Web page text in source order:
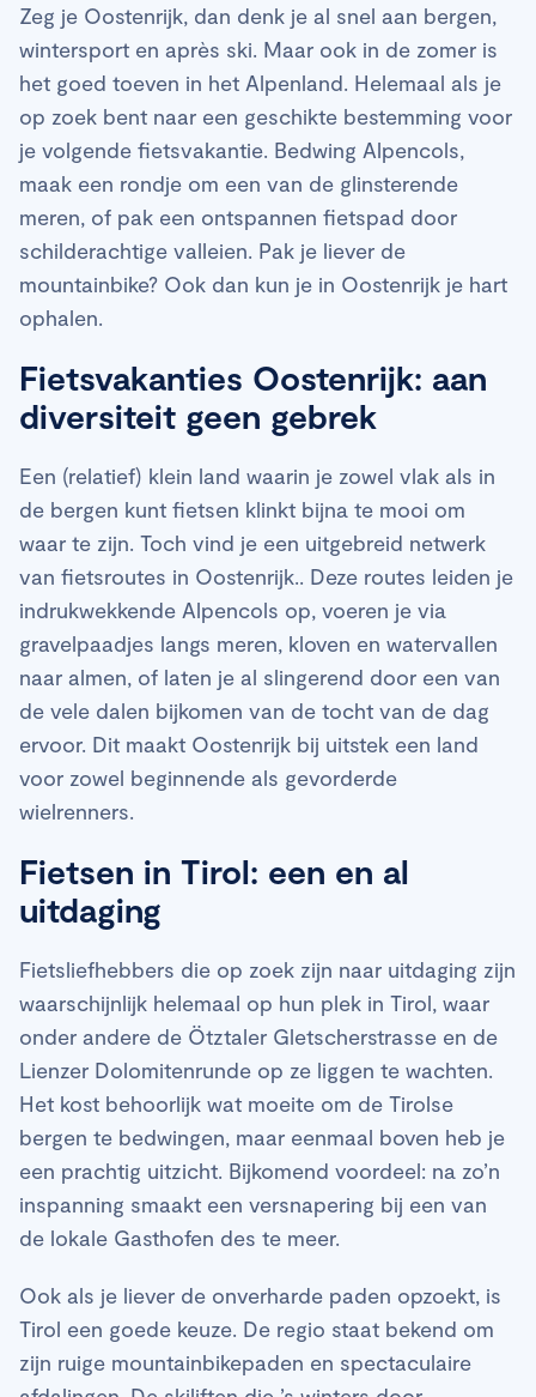
Zeg je Oostenrijk, dan denk je al snel aan bergen,
wintersport en après ski. Maar ook in de zomer is
het goed toeven in het Alpenland. Helemaal als je
op zoek bent naar een geschikte bestemming voor
je volgende fietsvakantie. Bedwing Alpencols,
maak een rondje om een van de glinsterende
meren, of pak een ontspannen fietspad door
schilderachtige valleien. Pak je liever de
mountainbike? Ook dan kun je in Oostenrijk je hart
ophalen.
Fietsvakanties Oostenrijk: aan
diversiteit geen gebrek
Een (relatief) klein land waarin je zowel vlak als in
de bergen kunt fietsen klinkt bijna te mooi om
waar te zijn. Toch vind je een uitgebreid netwerk
van fietsroutes in Oostenrijk.. Deze routes leiden je
indrukwekkende Alpencols op, voeren je via
gravelpaadjes langs meren, kloven en watervallen
naar almen, of laten je al slingerend door een van
de vele dalen bijkomen van de tocht van de dag
ervoor. Dit maakt Oostenrijk bij uitstek een land
voor zowel beginnende als gevorderde
wielrenners.
Fietsen in Tirol: een en al
uitdaging
Fietsliefhebbers die op zoek zijn naar uitdaging zijn
waarschijnlijk helemaal op hun plek in Tirol, waar
onder andere de Ötztaler Gletscherstrasse en de
Lienzer Dolomitenrunde op ze liggen te wachten.
Het kost behoorlijk wat moeite om de Tirolse
bergen te bedwingen, maar eenmaal boven heb je
een prachtig uitzicht. Bijkomend voordeel: na zo’n
inspanning smaakt een versnapering bij een van
de lokale Gasthofen des te meer.
Ook als je liever de onverharde paden opzoekt, is
Tirol een goede keuze. De regio staat bekend om
zijn ruige mountainbikepaden en spectaculaire